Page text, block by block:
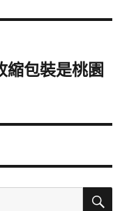
縮包裝是桃園
搜